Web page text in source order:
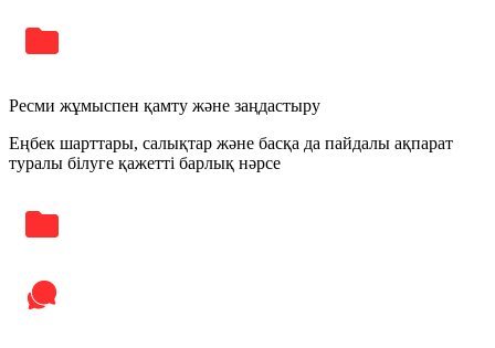
Ресми жұмыспен қамту және заңдастыру
Еңбек шарттары, салықтар және басқа да пайдалы ақпарат
туралы білуге қажетті барлық нәрсе